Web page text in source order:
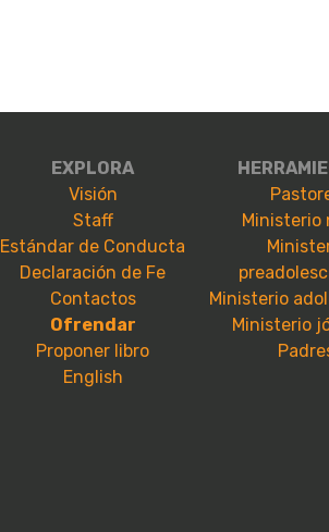
EXPLORA
Visión
Staff
Estándar de Conducta
Declaración de Fe
Contactos
Ofrendar
Proponer libro
English
Ministerio
Ministerio
Ministerio